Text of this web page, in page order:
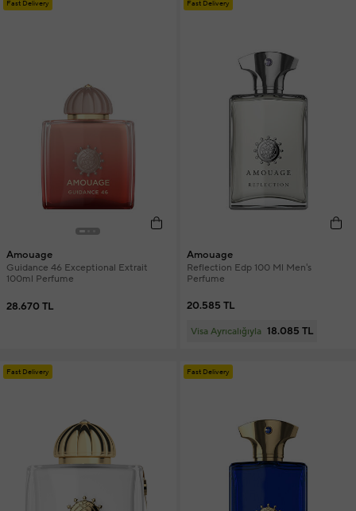
Fast Delivery
Amouage
Guidance 46 Exceptional Extrait
100ml Perfume
28.670 TL
Fast Delivery
Amouage
Reflection Edp 100 Ml Men's
Perfume
20.585 TL
Visa Ayrıcalığıyla 18.085 TL
Fast Delivery Fast Delivery